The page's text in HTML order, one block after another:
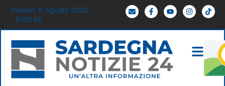
Giovedì, 6 Agosto 2026
- 9:00:47